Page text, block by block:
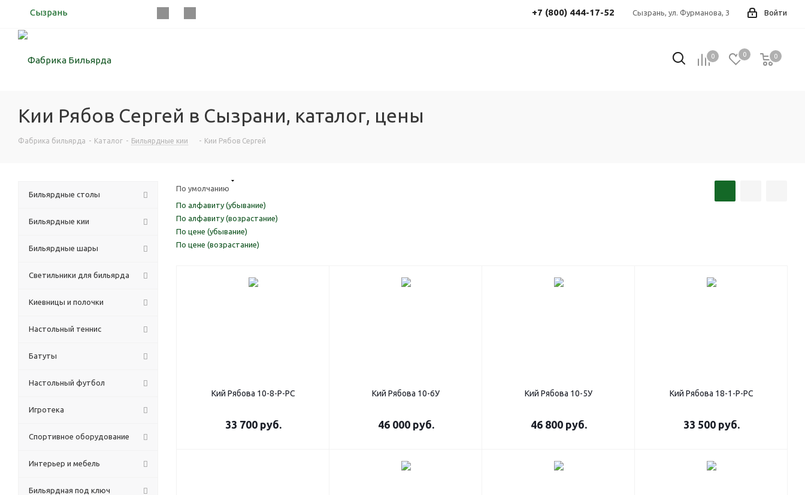
Сызрань Войти
Сызрань, ул. Фурманова, 3
+7 (800) 444-17-52
0 0 0
0
Кии Рябов Сергей в Сызрани, каталог, цены
Фабрика бильярда - Каталог - Бильярдные кии - Кии Рябов Сергей
По умолчанию
По алфавиту (убывание)
По алфавиту (возрастание)
По цене (убывание)
По цене (возрастание)
Кий Рябова 10-8-Р-РС
33 700руб.
Кий Рябова 10-6У
46 000руб.
Кий Рябова 10-5У
46 800руб.
Кий Рябова 18-1-Р-РС
33 500руб.
Бильярдные столы
Бильярдные кии
Бильярдные шары
Светильники для бильярда
Киевницы и полочки
Настольный теннис
Батуты
Настольный футбол
Игротека
Спортивное оборудование
Интерьер и мебель
Бильярдная под ключ